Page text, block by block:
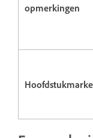
opmerkingen